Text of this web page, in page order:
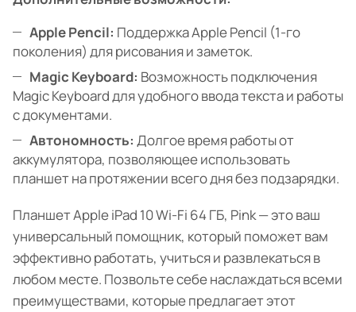
Apple Pencil: Поддержка Apple Pencil (1-го
поколения) для рисования и заметок.
Magic Keyboard: Возможность подключения
Magic Keyboard для удобного ввода текста и работы
с документами.
Автономность: Долгое время работы от
аккумулятора, позволяющее использовать
планшет на протяжении всего дня без подзарядки.
Планшет Apple iPad 10 Wi-Fi 64 ГБ, Pink — это ваш
универсальный помощник, который поможет вам
эффективно работать, учиться и развлекаться в
любом месте. Позвольте себе наслаждаться всеми
преимуществами, которые предлагает этот